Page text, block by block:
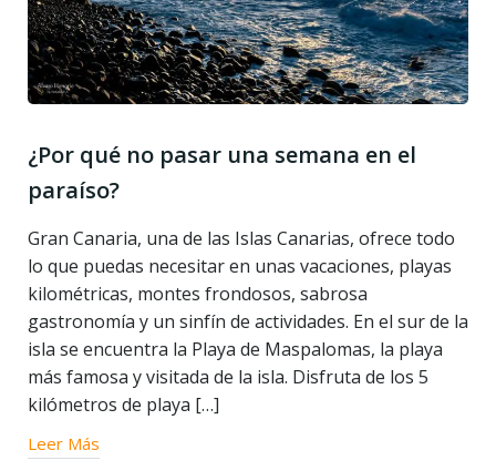
¿Por qué no pasar una semana en el
paraíso?
Gran Canaria, una de las Islas Canarias, ofrece todo
lo que puedas necesitar en unas vacaciones, playas
kilométricas, montes frondosos, sabrosa
gastronomía y un sinfín de actividades. En el sur de la
isla se encuentra la Playa de Maspalomas, la playa
más famosa y visitada de la isla. Disfruta de los 5
kilómetros de playa […]
Leer Más